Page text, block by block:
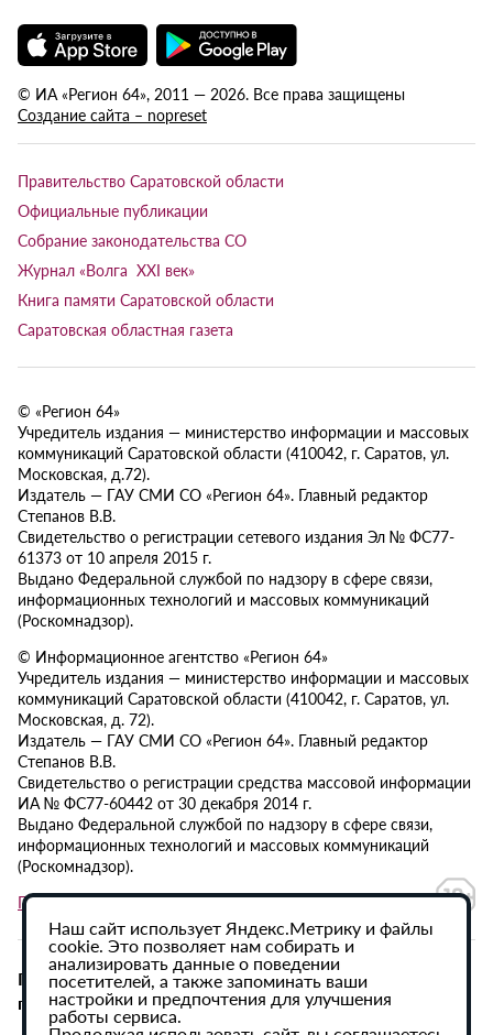
© ИА «Регион 64», 2011 — 2026. Все права защищены
Создание сайта – nopreset
Правительство Саратовской области
Официальные публикации
Собрание законодательства СО
Журнал «Волга XXI век»
Книга памяти Саратовской области
Саратовская областная газета
© «Регион 64»
Учредитель издания — министерство информации и массовых
коммуникаций Саратовской области (410042, г. Саратов, ул.
Московская, д.72).
Издатель — ГАУ СМИ СО «Регион 64». Главный редактор
Степанов В.В.
Свидетельство о регистрации сетевого издания Эл № ФС77-
61373 от 10 апреля 2015 г.
Выдано Федеральной службой по надзору в сфере связи,
информационных технологий и массовых коммуникаций
(Роскомнадзор).
© Информационное агентство «Регион 64»
Учредитель издания — министерство информации и массовых
коммуникаций Саратовской области (410042, г. Саратов, ул.
Московская, д. 72).
Издатель — ГАУ СМИ СО «Регион 64». Главный редактор
Степанов В.В.
Свидетельство о регистрации средства массовой информации
ИА № ФС77-60442 от 30 декабря 2014 г.
Выдано Федеральной службой по надзору в сфере связи,
информационных технологий и массовых коммуникаций
(Роскомнадзор).
Политика в отношении обработки персональных данных
При использовании материалов сайта активная
гиперссылка на ИА «Регион 64» обязательна.
Наш сайт использует Яндекс.Метрику и файлы
cookie. Это позволяет нам собирать и
анализировать данные о поведении
посетителей, а также запоминать ваши
настройки и предпочтения для улучшения
работы сервиса.